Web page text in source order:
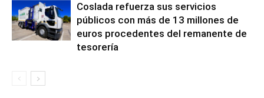
Coslada refuerza sus servicios
públicos con más de 13 millones de
euros procedentes del remanente de
tesorería